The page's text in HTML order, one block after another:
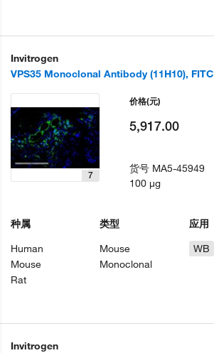
Invitrogen
VPS35 Monoclonal Antibody (11H10), FITC
7
种属
Human
Mouse
Rat
类型
Mouse
Monoclonal
应用
WB
价格(元)
5,917.00
货号 MA5-45949
100 µg
Invitrogen